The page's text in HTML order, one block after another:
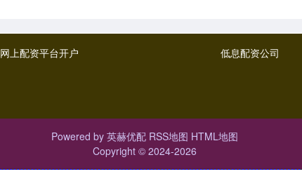
网上配资平台开户 低息配资公司
Powered by 英赫优配 RSS地图 HTML地图
Copyright © 2024-2026